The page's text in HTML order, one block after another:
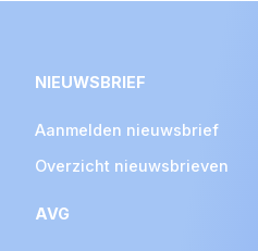
NIEUWSBRIEF
Aanmelden nieuwsbrief
Overzicht nieuwsbrieven
AVG